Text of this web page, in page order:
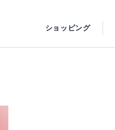
ショッピング